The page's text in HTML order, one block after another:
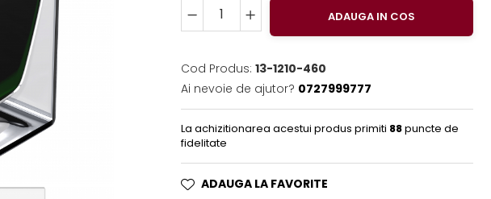
ADAUGA IN COS
Cod Produs: 13-1210-460
Ai nevoie de ajutor? 0727999777
La achizitionarea acestui produs primiti 88puncte de
fidelitate
ADAUGA LA FAVORITE